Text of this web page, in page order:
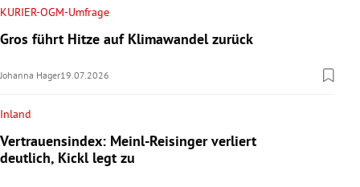
KURIER-OGM-Umfrage
Gros führt Hitze auf Klimawandel zurück
Johanna Hager19.07.2026
Inland
Vertrauensindex: Meinl-Reisinger verliert
deutlich, Kickl legt zu